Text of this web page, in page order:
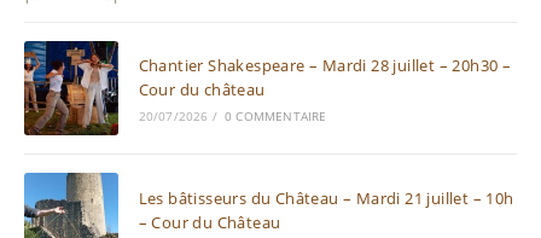
Chantier Shakespeare – Mardi 28 juillet – 20h30 –
Cour du château
20/07/2026 / 0 COMMENTAIRE
Les bâtisseurs du Château – Mardi 21 juillet – 10h
– Cour du Château